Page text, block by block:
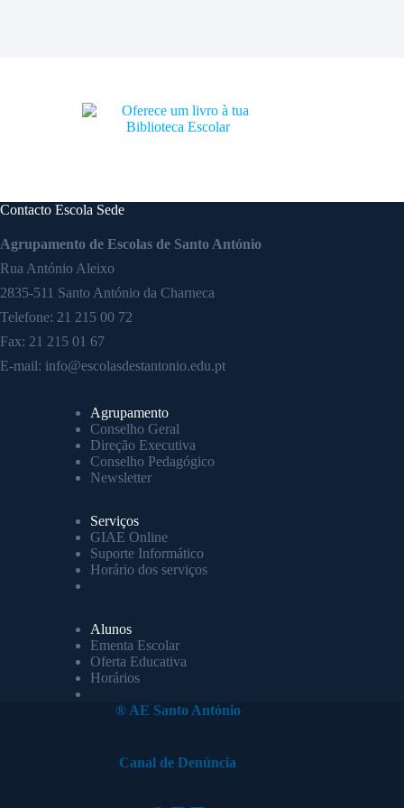
Contacto Escola Sede
Agrupamento de Escolas de Santo António
Rua António Aleixo
2835-511 Santo António da Charneca
Telefone: 21 215 00 72
Fax: 21 215 01 67
E-mail: info@escolasdestantonio.edu.pt
Agrupamento
Conselho Geral
Direção Executiva
Conselho Pedagógico
Newsletter
Serviços
GIAE Online
Suporte Informático
Horário dos serviços
Alunos
Ementa Escolar
Oferta Educativa
Horários
® AE Santo António
Canal de Denúncia